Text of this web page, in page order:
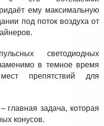
ему максимальную
под поток воздуха от
светодиодных
в темное время
препятствий для
главная задача, которая
конусов.